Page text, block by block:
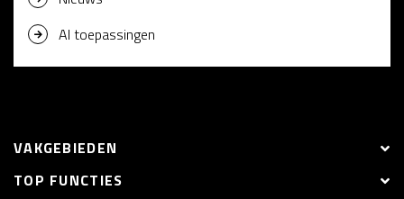
AI toepassingen
VAKGEBIEDEN
TOP FUNCTIES